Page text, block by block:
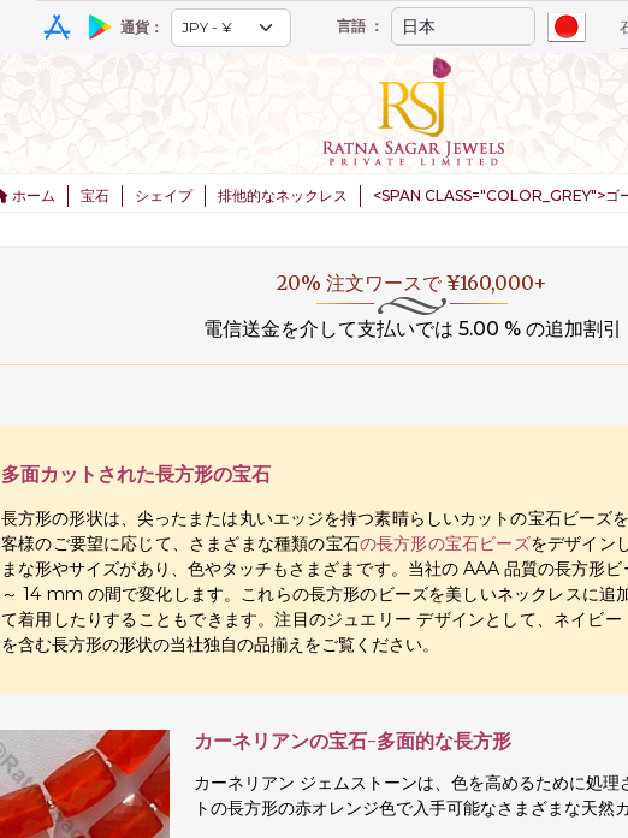
通貨： 言語 ：
ホーム 宝石 シェイプ 排他的なネックレス <SPAN CLASS="COLOR_GREY">ゴ
20% 注文ワースで ¥160,000+
電信送金を介して支払いでは 5.00 % の追加割引
多面カットされた長方形の宝石
長方形の形状は、尖ったまたは丸いエッジを持つ素晴らしいカットの宝石ビー
客様のご要望に応じて、さまざまな種類の宝石の長方形の宝石ビーズをデザイン
まな形やサイズがあり、色やタッチもさまざまです。当社の AAA 品質の長方
～ 14 mm の間で変化します。これらの長方形のビーズを美しいネックレスに追
て着用したりすることもできます。注目のジュエリー デザインとして、ネイビ
を含む長方形の形状の当社独自の品揃えをご覧ください。
カーネリアンの宝石-多面的な長方形
カーネリアン ジェムストーンは、色を高めるために処
トの長方形の赤オレンジ色で入手可能なさまざまな天然